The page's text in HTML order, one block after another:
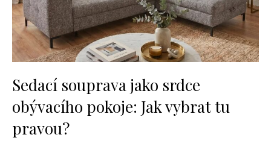
Sedací souprava jako srdce
obývacího pokoje: Jak vybrat tu
pravou?